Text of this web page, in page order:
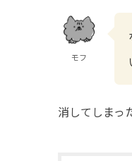
モフ
消してしまっ